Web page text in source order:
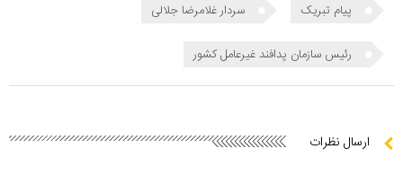
پیام تبریک سردار غلامرضا جلالی
رئیس سازمان پدافند غیرعامل کشور
ارسال نظرات